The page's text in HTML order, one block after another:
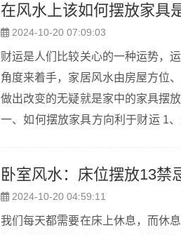
在风水上该如何摆放家具
2024-10-20 07:09:03
财运是人们比较关心的一种运势，
角度来着手，家居风水由房屋方位
做出改变的无疑就是家中的家具摆
一、如何摆放家具方向利于财运 1、坐北朝南 （1）大门开在东南方位的，有利工作、贵人运。
卧室风水：床位摆放13禁
2024-10-20 04:59:11
我们每天都需要在床上休息，而休